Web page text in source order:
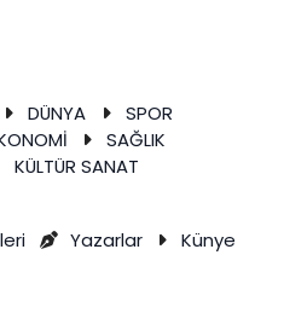
DÜNYA
SPOR
SAĞLIK
KÜLTÜR SANAT
Yazarlar
Künye